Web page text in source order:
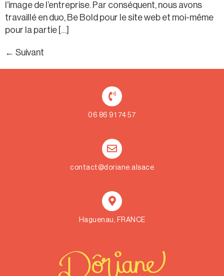
l’image de l’entreprise. Par conséquent, nous avons
travaillé en duo, Be Bold pour le site web et moi-même
pour la partie […]
← Suivant
06 86 91 74 57
contact@doriane.alsace
Haguenau, FRANCE